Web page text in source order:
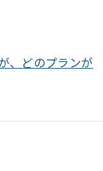
、どのプランが